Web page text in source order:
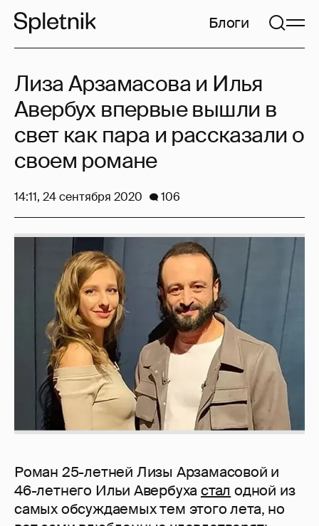
Блоги
Роман 25-летней Лизы Арзамасовой и
46-летнего Ильи Авербухастал одной из
самых обсуждаемых тем этого лета, но
Лиза Арзамасова и Илья
Авербух впервые вышли в
свет как пара и рассказали о
своем романе
14:11, 24 сентября 2020 106